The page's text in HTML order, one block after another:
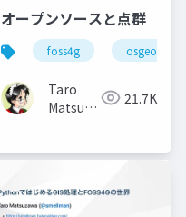
オープンソースと点群
foss4g osgeo
Taro
Matsuzawa 21.7K